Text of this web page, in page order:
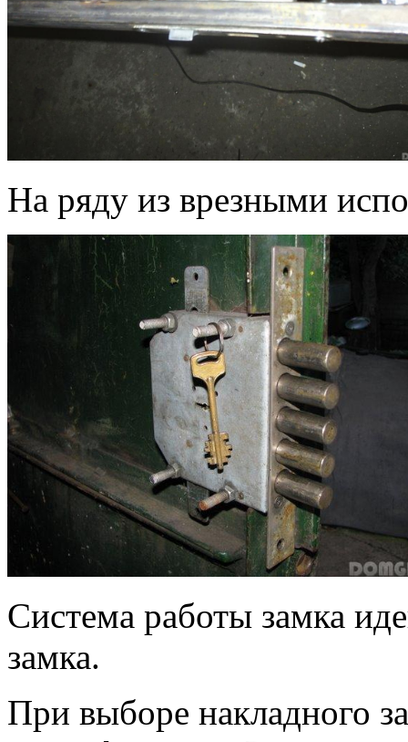
На ряду из врезными
Система работы замка
замка.
При выборе накладного